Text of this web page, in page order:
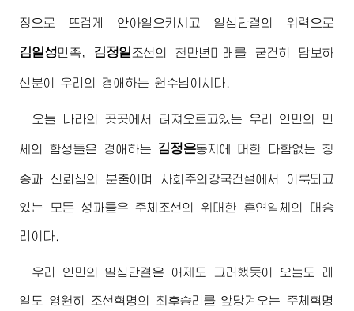
정으로 뜨겁게 안아일으키시고 일심단결의 위력으로
김일성민족, 김정일 조선의 천만년미래를 굳건히 담보하
신분이 우리의 경애하는 원수님 이시다.
오늘 나라의 곳곳에서 터져오르고있는 우리 인민의 만
세의 함성들은 경애하는 김정은동지에 대한 다함없는 칭
송과 신뢰심의 분출이며 사회주의강국건설에서 이룩되고
있는 모든 성과들은 주체조선의위대한 혼연일체의 대승
리이다.
우리 인민의 일심단결은 어제도 그러했듯이 오늘도 래
일도 영원히 조선혁명의 최후승리를 앞당겨오는 주체혁명